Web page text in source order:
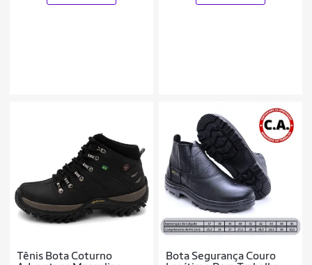
Tênis Bota Coturno
Bota Segurança Couro